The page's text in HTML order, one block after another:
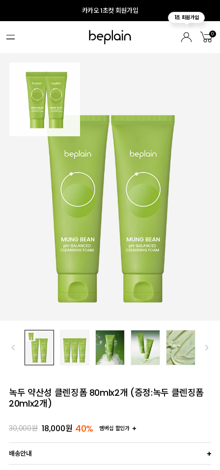
카카오 1초컷 회원가입
0
녹두 약산성 클렌징폼 80mlx2개 (증정:녹두 클렌징폼
20mlx2개)
30,000원 18,000원 40% 멤버십 할인가
배송안내